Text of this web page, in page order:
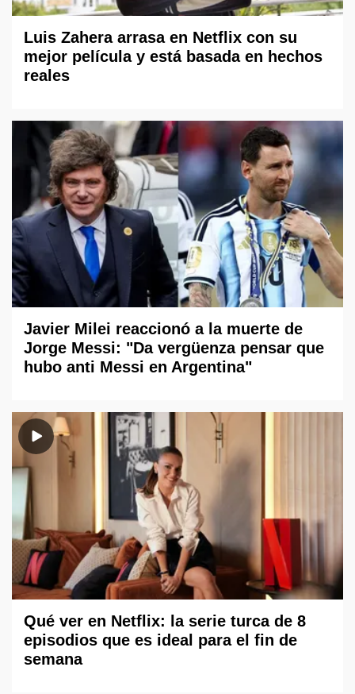
Luis Zahera arrasa en Netflix con su
mejor película y está basada en hechos
reales
Javier Milei reaccionó a la muerte de
Jorge Messi: "Da vergüenza pensar que
hubo anti Messi en Argentina"
Qué ver en Netflix: la serie turca de 8
episodios que es ideal para el fin de
semana